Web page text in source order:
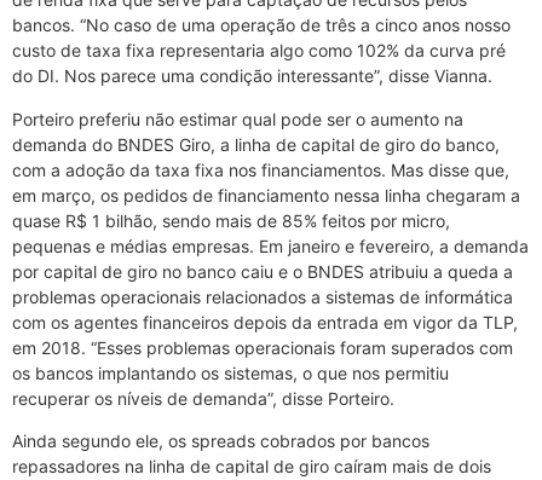
bancos. “No caso de uma operação de três a cinco anos nosso
custo de taxa fixa representaria algo como 102% da curva pré
do DI. Nos parece uma condição interessante”, disse Vianna.
Porteiro preferiu não estimar qual pode ser o aumento na
demanda do BNDES Giro, a linha de capital de giro do banco,
com a adoção da taxa fixa nos financiamentos. Mas disse que,
em março, os pedidos de financiamento nessa linha chegaram a
quase R$ 1 bilhão, sendo mais de 85% feitos por micro,
pequenas e médias empresas. Em janeiro e fevereiro, a demanda
por capital de giro no banco caiu e o BNDES atribuiu a queda a
problemas operacionais relacionados a sistemas de informática
com os agentes financeiros depois da entrada em vigor da TLP,
em 2018. “Esses problemas operacionais foram superados com
os bancos implantando os sistemas, o que nos permitiu
recuperar os níveis de demanda”, disse Porteiro.
Ainda segundo ele, os spreads cobrados por bancos
repassadores na linha de capital de giro caíram mais de dois